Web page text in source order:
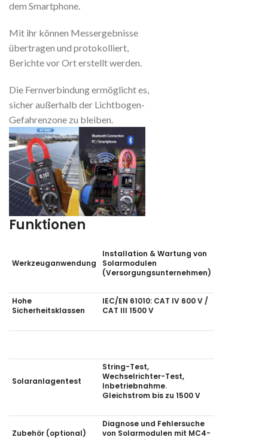
dem Smartphone.
Mit ihr können Messergebnisse
übertragen und protokolliert,
Berichte vor Ort erstellt werden.
Die Fernverbindung ermöglicht es,
sicher außerhalb der Lichtbogen-
Gefahrenzone zu bleiben.
Funktionen
Werkzeuganwendung
Installation & Wartung von
Solarmodulen
(Versorgungsunternehmen)
Hohe
Sicherheitsklassen
IEC/EN 61010: CAT IV 600 V /
CAT III 1500 V
Solaranlagentest
String-Test,
Wechselrichter-Test,
Inbetriebnahme.
Gleichstrom bis zu 1500 V
Zubehör (optional)
Diagnose und Fehlersuche
von Solarmodulen mit MC4-